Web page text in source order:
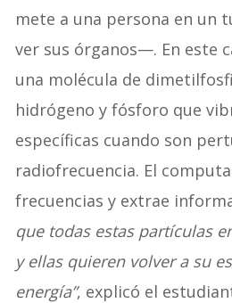
mete a una persona en un
ver sus órganos—. En este
una molécula de
hidrógeno y fósforo que
específicas cuando son
radiofrecuencia. El
frecuencias y extrae
que todas estas partículas
y ellas quieren volver a su
energía”, explicó el